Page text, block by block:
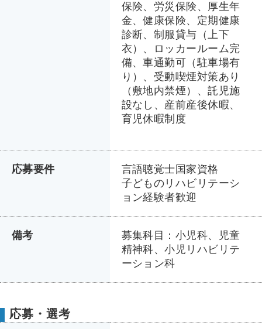
保険、労災保険、厚生年
金、健康保険、定期健康
診断、制服貸与（上下
衣）、ロッカールーム完
備、車通勤可（駐車場有
り）、受動喫煙対策あり
（敷地内禁煙）、託児施
設なし、産前産後休暇、
育児休暇制度
応募要件
言語聴覚士国家資格
子どものリハビリテーシ
ョン経験者歓迎
備考
募集科目：小児科、児童
精神科、小児リハビリテ
ーション科
応募・選考